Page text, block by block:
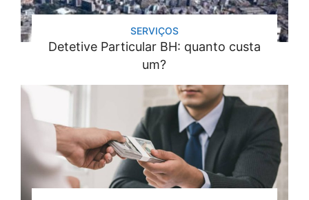
SERVIÇOS
Detetive Particular BH: quanto custa
um?